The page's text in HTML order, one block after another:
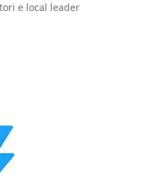
e local leader